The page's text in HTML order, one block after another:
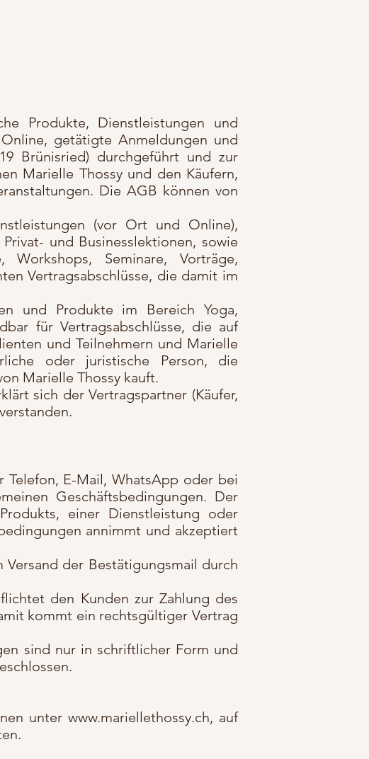
Produkte, Dienstleistungen und
getätigte Anmeldungen und
Brünisried) durchgeführt und zur
Marielle Thossy und den Käufern,
Die AGB können von
(vor Ort und Online),
und Businesslektionen, sowie
Seminare, Vorträge,
Vertragsabschlüsse, die damit im
und Produkte im Bereich Yoga,
für Vertragsabschlüsse, die auf
und Teilnehmern und Marielle
oder juristische Person, die
Marielle Thossy kauft.
sich der Vertragspartner (Käufer,
E-Mail, WhatsApp oder bei
Geschäftsbedingungen. Der
einer Dienstleistung oder
annimmt und akzeptiert
der Bestätigungsmail durch
den Kunden zur Zahlung des
kommt ein rechtsgültiger Vertrag
sind nur in schriftlicher Form und
unter www.mariellethossy.ch, auf